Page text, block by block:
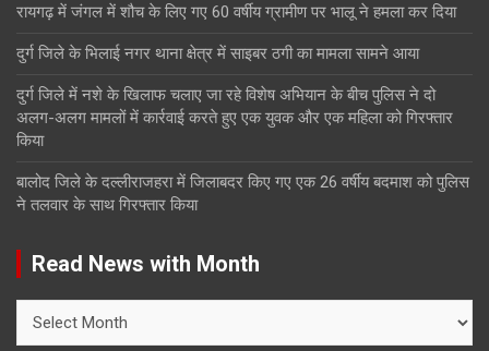
रायगढ़ में जंगल में शौच के लिए गए 60 वर्षीय ग्रामीण पर भालू ने हमला कर दिया
दुर्ग जिले के भिलाई नगर थाना क्षेत्र में साइबर ठगी का मामला सामने आया
दुर्ग जिले में नशे के खिलाफ चलाए जा रहे विशेष अभियान के बीच पुलिस ने दो
अलग-अलग मामलों में कार्रवाई करते हुए एक युवक और एक महिला को गिरफ्तार
किया
बालोद जिले के दल्लीराजहरा में जिलाबदर किए गए एक 26 वर्षीय बदमाश को पुलिस
ने तलवार के साथ गिरफ्तार किया
Read News with Month
News